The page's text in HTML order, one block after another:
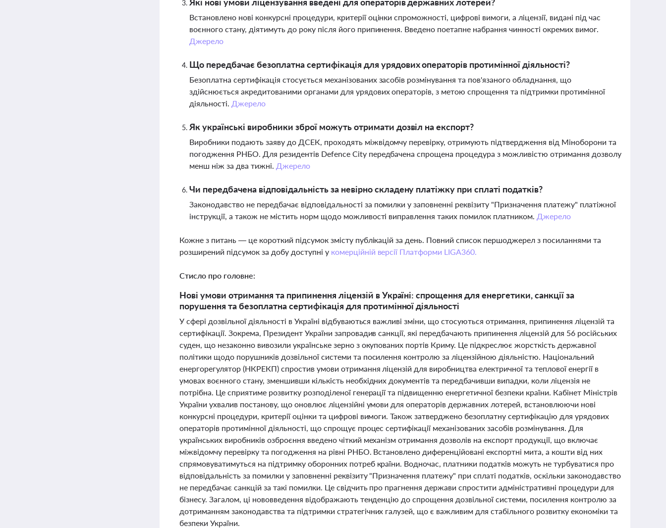
Встановлено нові конкурсні процедури, критерії оцінки спроможності, цифрові вимоги, а ліцензії, видані під час
воєнного стану, діятимуть до року після його припинення. Введено поетапне набрання чинності окремих вимог.
Джерело
Що передбачає безоплатна сертифікація для урядових операторів протимінної діяльності?
Безоплатна сертифікація стосується механізованих засобів розмінування та пов'язаного обладнання, що
здійснюється акредитованими органами для урядових операторів, з метою спрощення та підтримки протимінної
діяльності. Джерело
Як українські виробники зброї можуть отримати дозвіл на експорт?
Виробники подають заяву до ДСЕК, проходять міжвідомчу перевірку, отримують підтвердження від Міноборони та
погодження РНБО. Для резидентів Defence City передбачена спрощена процедура з можливістю отримання дозволу
менш ніж за два тижні. Джерело
Чи передбачена відповідальність за невірно складену платіжку при сплаті податків?
Законодавство не передбачає відповідальності за помилки у заповненні реквізиту "Призначення платежу" платіжної
інструкції, а також не містить норм щодо можливості виправлення таких помилок платником. Джерело
Кожне з питань — це короткий підсумок змісту публікацій за день. Повний список першоджерел з посиланнями та
розширений підсумок за добу доступні у комерційній версії Платформи LIGA360.
Стисло про головне:
Нові умови отримання та припинення ліцензій в Україні: спрощення для енергетики, санкції за
порушення та безоплатна сертифікація для протимінної діяльності
У сфері дозвільної діяльності в Україні відбуваються важливі зміни, що стосуються отримання, припинення ліцензій та
сертифікації. Зокрема, Президент України запровадив санкції, які передбачають припинення ліцензій для 56 російських
суден, що незаконно вивозили українське зерно з окупованих портів Криму. Це підкреслює жорсткість державної
політики щодо порушників дозвільної системи та посилення контролю за ліцензійною діяльністю. Національний
енергорегулятор (НКРЕКП) спростив умови отримання ліцензій для виробництва електричної та теплової енергії в
умовах воєнного стану, зменшивши кількість необхідних документів та передбачивши випадки, коли ліцензія не
потрібна. Це сприятиме розвитку розподіленої генерації та підвищенню енергетичної безпеки країни. Кабінет Міністрів
України ухвалив постанову, що оновлює ліцензійні умови для операторів державних лотерей, встановлюючи нові
конкурсні процедури, критерії оцінки та цифрові вимоги. Також затверджено безоплатну сертифікацію для урядових
операторів протимінної діяльності, що спрощує процес сертифікації механізованих засобів розмінування. Для
українських виробників озброєння введено чіткий механізм отримання дозволів на експорт продукції, що включає
міжвідомчу перевірку та погодження на рівні РНБО. Встановлено диференційовані експортні мита, а кошти від них
спрямовуватимуться на підтримку оборонних потреб країни. Водночас, платники податків можуть не турбуватися про
відповідальність за помилки у заповненні реквізиту "Призначення платежу" при сплаті податків, оскільки законодавство
не передбачає санкцій за такі помилки. Це свідчить про прагнення держави спростити адміністративні процедури для
бізнесу. Загалом, ці нововведення відображають тенденцію до спрощення дозвільної системи, посилення контролю за
дотриманням законодавства та підтримки стратегічних галузей, що є важливим для стабільного розвитку економіки та
безпеки України.